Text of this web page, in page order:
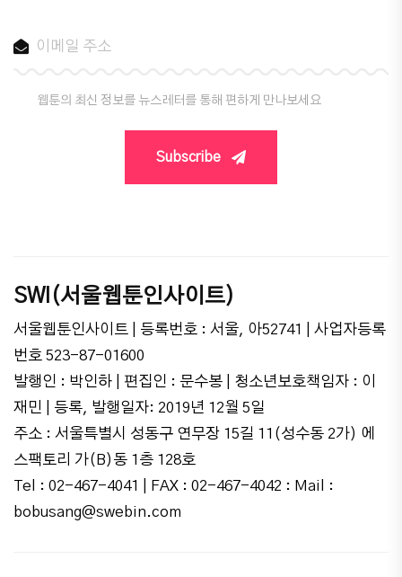
웹툰의 최신 정보를 뉴스레터를 통해 편하게 만나보세요
Subscribe
SWI(서울웹툰인사이트)
서울웹툰인사이트 | 등록번호 : 서울, 아52741 | 사업자등록
번호 523-87-01600
발행인 : 박인하 | 편집인 : 문수봉 | 청소년보호책임자 : 이
재민 | 등록, 발행일자: 2019년 12월 5일
주소 : 서울특별시 성동구 연무장 15길 11(성수동 2가) 에
스팩토리 가(B)동 1층 128호
Tel : 02-467-4041 | FAX : 02-467-4042 : Mail :
bobusang@swebin.com